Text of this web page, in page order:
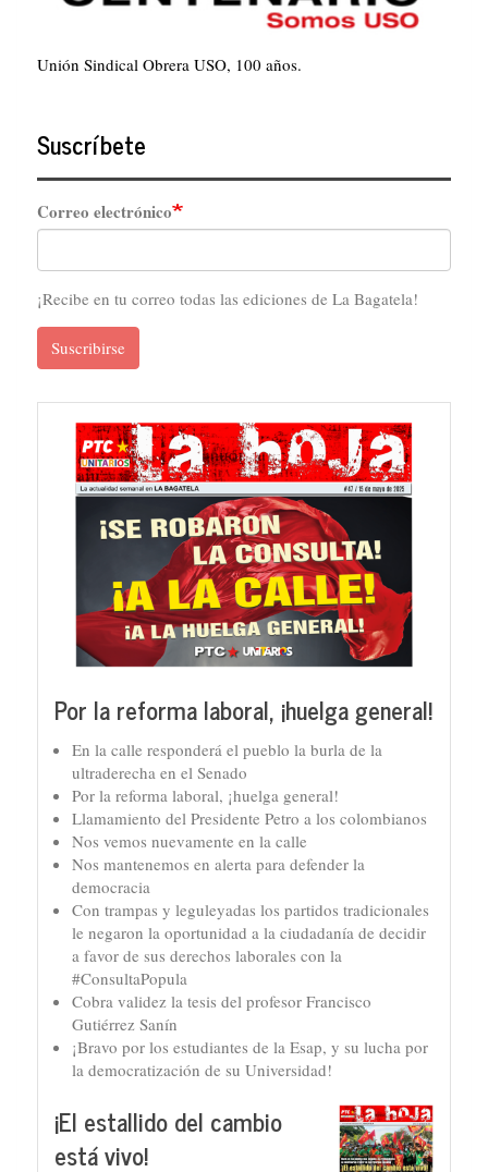
Unión Sindical Obrera USO, 100 años.
Suscríbete
Correo electrónico
¡Recibe en tu correo todas las ediciones de La Bagatela!
Suscribirse
Por la reforma laboral, ¡huelga general!
En la calle responderá el pueblo la burla de la
ultraderecha en el Senado
Por la reforma laboral, ¡huelga general!
Llamamiento del Presidente Petro a los colombianos
Nos vemos nuevamente en la calle
Nos mantenemos en alerta para defender la
democracia
Con trampas y leguleyadas los partidos tradicionales
le negaron la oportunidad a la ciudadanía de decidir
a favor de sus derechos laborales con la
#ConsultaPopula
Cobra validez la tesis del profesor Francisco
Gutiérrez Sanín
¡Bravo por los estudiantes de la Esap, y su lucha por
la democratización de su Universidad!
¡El estallido del cambio
está vivo!